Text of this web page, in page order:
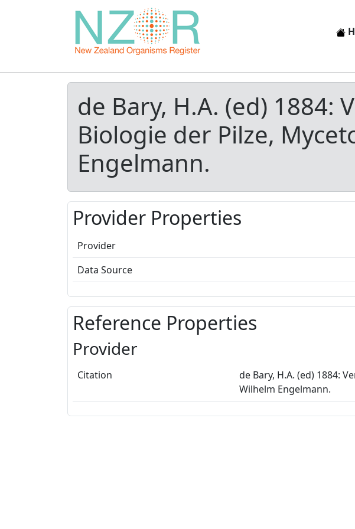
de Bary, H.A. (ed)
Biologie der Pilze,
Engelmann.
Provider Properties
Provider
Data Source
Reference Properties
Provider
Citation
de Bary, H.A. (ed) 1884:
Wilhelm Engelmann.